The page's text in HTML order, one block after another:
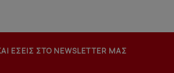
ΕΣΕΙΣ ΣΤΟ NEWSLETTER ΜΑΣ